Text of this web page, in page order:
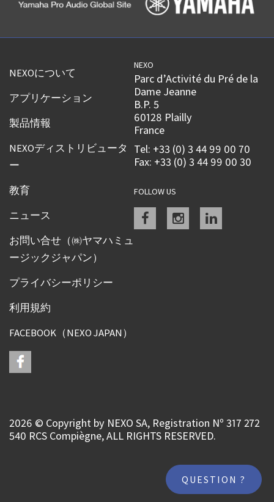
QUESTION ?
NEXOについて
アプリケーション
製品情報
NEXOディストリビュータ
ー
教育
ニュース
お問い合せ（㈱ヤマハミュ
ージックジャパン）
プライバシーポリシー
利用規約
FACEBOOK（NEXO JAPAN）
NEXO
Parc d’Activité du Pré de la
Dame Jeanne
B.P. 5
60128 Plailly
France
Tel: +33 (0) 3 44 99 00 70
Fax: +33 (0) 3 44 99 00 30
FOLLOW US
Facebookinstagramlinkedin
2026 © Copyright by NEXO SA, Registration Nº 317 272
540 RCS Compiègne, ALL RIGHTS RESERVED.